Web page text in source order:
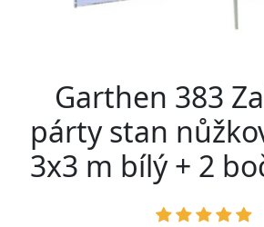
Garthen 383
párty stan
3x3 m bílý + 2